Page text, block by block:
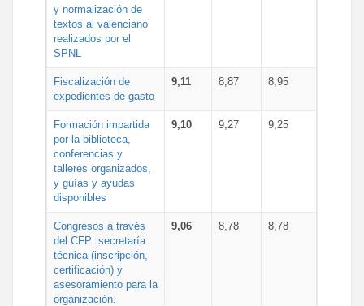
y normalización de
textos al valenciano
realizados por el
SPNL
Fiscalización de
expedientes de gasto
9,11 8,87 8,95
Formación impartida
por la biblioteca,
conferencias y
talleres organizados,
y guías y ayudas
disponibles
9,10 9,27 9,25
Congresos a través
del CFP: secretaría
técnica (inscripción,
certificación) y
asesoramiento para la
organización.
9,06 8,78 8,78